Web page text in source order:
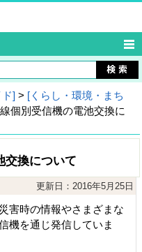
] > [くらし・環境・まち
個別受信機の電池交換に
交換について
更新日：2016年5月25日
害時の情報やさまざまな
機を通じ発信していま